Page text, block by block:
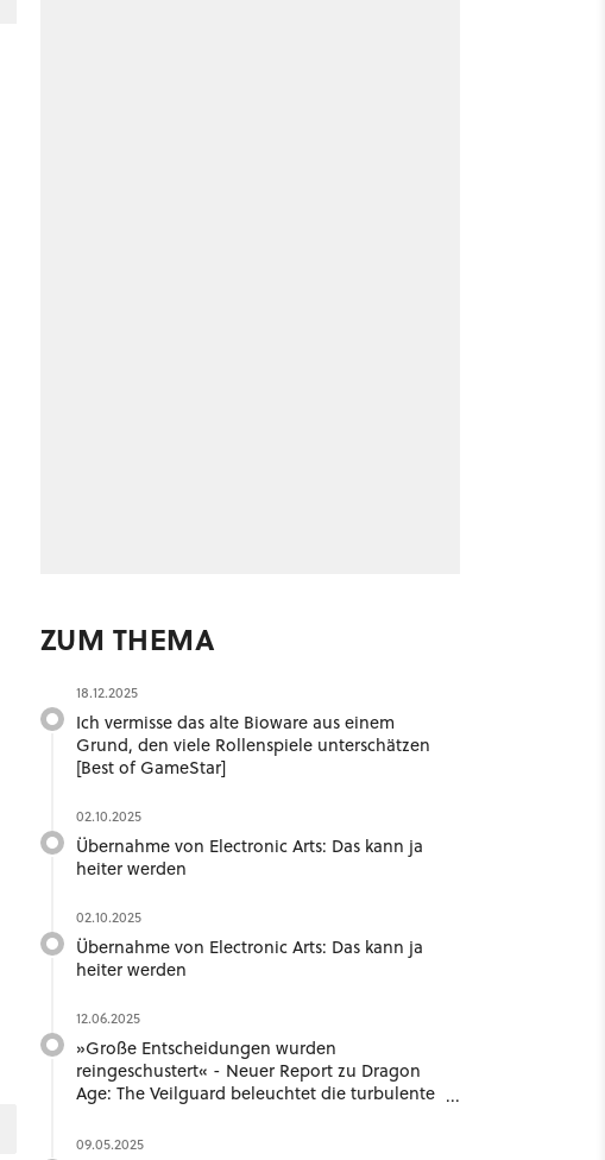
ZUM THEMA
18.12.2025
Ich vermisse das alte Bioware aus einem
Grund, den viele Rollenspiele unterschätzen
[Best of GameStar]
02.10.2025
Übernahme von Electronic Arts: Das kann ja
heiter werden
02.10.2025
Übernahme von Electronic Arts: Das kann ja
heiter werden
12.06.2025
»Große Entscheidungen wurden
reingeschustert« - Neuer Report zu Dragon
Age: The Veilguard beleuchtet die turbulente
09.05.2025